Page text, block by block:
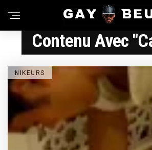
Contenu Avec
NIKEURS